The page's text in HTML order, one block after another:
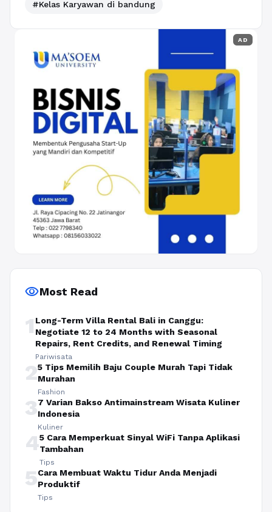
#Kelas Karyawan di bandung
AD
visibilityMost Read
1 Long-Term Villa Rental Bali in Canggu:
Negotiate 12 to 24 Months with Seasonal
Repairs, Rent Credits, and Renewal Timing
Pariwisata
25 Tips Memilih Baju Couple Murah Tapi Tidak
Murahan
Fashion
37 Varian Bakso Antimainstream Wisata Kuliner
Indonesia
Kuliner
45 Cara Memperkuat Sinyal WiFi Tanpa Aplikasi
Tambahan
Tips
5Cara Membuat Waktu Tidur Anda Menjadi
Produktif
Tips